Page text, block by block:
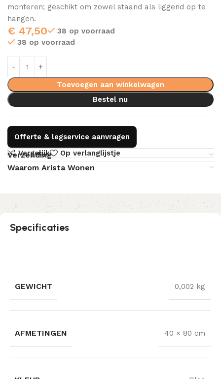
monteren; geschikt om zowel staand als liggend op te
hangen.
€ 47,50
38 op voorraad
38 op voorraad
Toevoegen aan winkelwagen
Bestel nu
Offerte & legservice aanvragen
Vergelijk
Op verlanglijstje
Verzending
Waarom Arista Wonen
Specificaties
GEWICHT 0,002 kg
AFMETINGEN 40 × 80 cm